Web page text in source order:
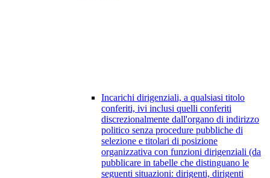
Incarichi dirigenziali, a qualsiasi titolo
conferiti, ivi inclusi quelli conferiti
discrezionalmente dall'organo di indirizzo
politico senza procedure pubbliche di
selezione e titolari di posizione
organizzativa con funzioni dirigenziali (da
pubblicare in tabelle che distinguano le
seguenti situazioni: dirigenti, dirigenti